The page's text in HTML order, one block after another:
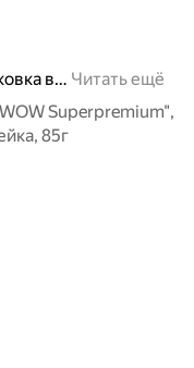
в… Читать ещё
Superpremium",
85г